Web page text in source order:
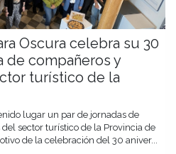
Oscura celebra su 30
de compañeros y
turístico de la
lugar un par de jornadas de
sector turístico de la Provincia de
de la celebración del 30 aniver...